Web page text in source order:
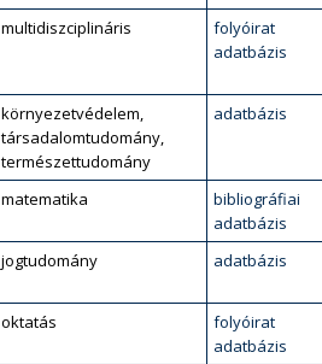
multidiszciplináris
folyóirat
adatbázis
környezetvédelem,
társadalomtudomány,
természettudomány
adatbázis
matematika
bibliográfiai
adatbázis
jogtudomány adatbázis
oktatás
folyóirat
adatbázis